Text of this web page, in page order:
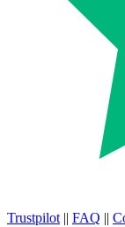
Trustpilot || FAQ ||